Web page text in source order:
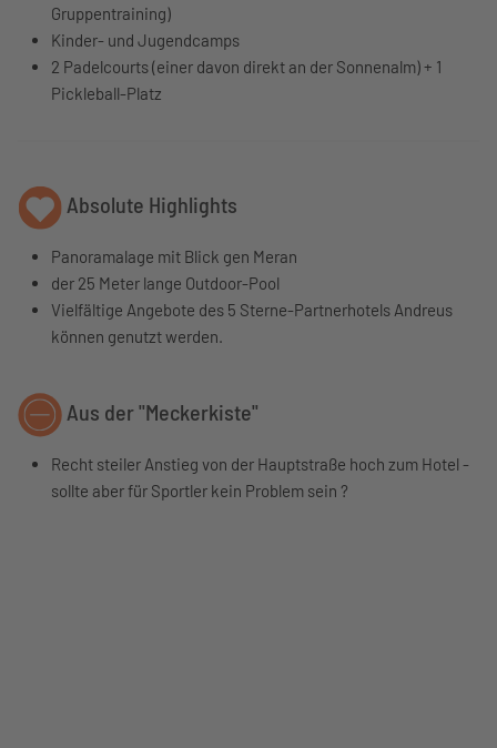
Gruppentraining)
Kinder- und Jugendcamps
2 Padelcourts (einer davon direkt an der Sonnenalm) + 1
Pickleball-Platz
Absolute Highlights
Panoramalage mit Blick gen Meran
der 25 Meter lange Outdoor-Pool
Vielfältige Angebote des 5 Sterne-Partnerhotels Andreus
können genutzt werden.
Aus der "Meckerkiste"
Recht steiler Anstieg von der Hauptstraße hoch zum Hotel -
sollte aber für Sportler kein Problem sein ?